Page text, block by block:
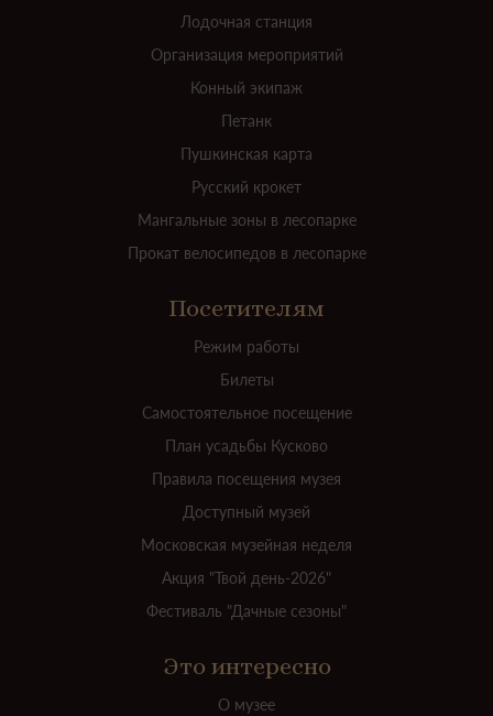
Лодочная станция
Организация мероприятий
Конный экипаж
Петанк
Пушкинская карта
Русский крокет
Мангальные зоны в лесопарке
Прокат велосипедов в лесопарке
Посетителям
Режим работы
Билеты
Самостоятельное посещение
План усадьбы Кусково
Правила посещения музея
Доступный музей
Московская музейная неделя
Акция "Твой день-2026"
Фестиваль "Дачные сезоны"
Это интересно
О музее